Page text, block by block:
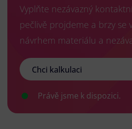
Vyplňte nezávazný
pečlivě projdeme a brzy se
návrhem materiálu a
Chci kalkulaci
Právě jsme k dispozici.